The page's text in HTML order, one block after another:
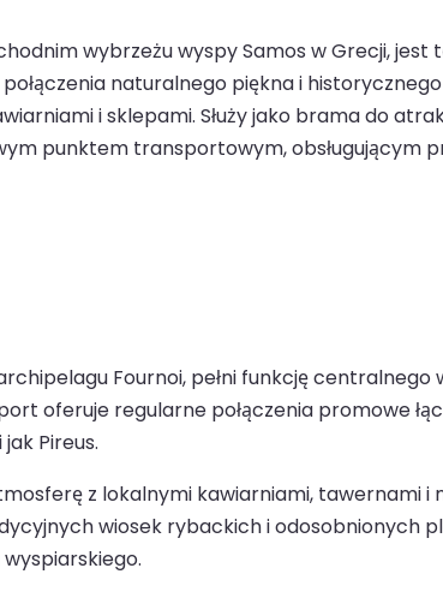
wybrzeżu wyspy Samos w Grecji,
naturalnego piękna i
i sklepami. Służy jako brama do
punktem transportowym,
Fournoi, pełni funkcję
oferuje regularne połączenia promowe
Pireus.
z lokalnymi kawiarniami, tawernami
wiosek rybackich i odosobnionych